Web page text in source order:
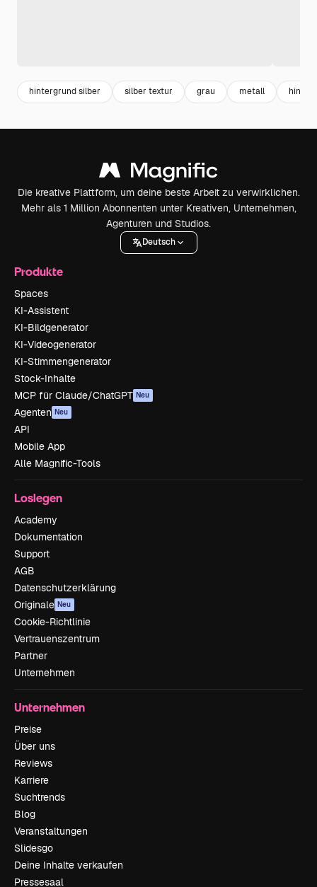
hintergrund silber silber textur grau metall
Die kreative Plattform, um deine beste Arbeit zu verwirklichen.
Mehr als 1 Million Abonnenten unter Kreativen, Unternehmen,
Agenturen und Studios.
Deutsch
Produkte
Spaces
KI-Assistent
KI-Bildgenerator
KI-Videogenerator
KI-Stimmengenerator
Stock-Inhalte
MCP für Claude/ChatGPT Neu
Agenten Neu
API
Mobile App
Alle Magnific-Tools
Loslegen
Academy
Dokumentation
Support
AGB
Datenschutzerklärung
Originale Neu
Cookie-Richtlinie
Vertrauenszentrum
Partner
Unternehmen
Unternehmen
Preise
Über uns
Reviews
Karriere
Suchtrends
Blog
Veranstaltungen
Slidesgo
Deine Inhalte verkaufen
Pressesaal